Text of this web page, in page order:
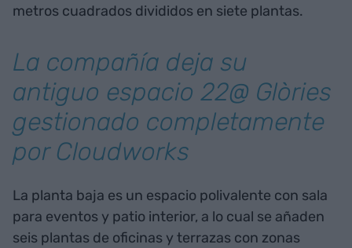
metros cuadrados divididos en siete plantas.
La compañía deja su
antiguo espacio 22@ Glòries
gestionado completamente
por Cloudworks
La planta baja es un espacio polivalente con sala
para eventos y patio interior, a lo cual se añaden
seis plantas de oficinas y terrazas con zonas